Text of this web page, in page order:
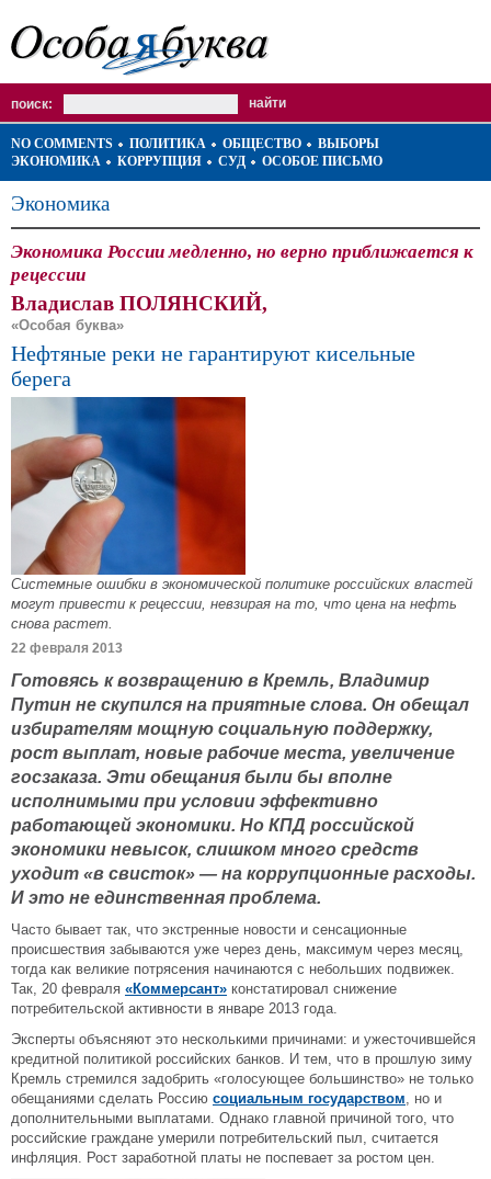
поиск:
NO COMMENTS ПОЛИТИКА ОБЩЕСТВО
ВЫБОРЫ
ЭКОНОМИКА
КОРРУПЦИЯ СУД ОСОБОЕ ПИСЬМО
Экономика
Экономика России медленно, но верно приближается к
рецессии
Владислав ПОЛЯНСКИЙ,
«Особая буква»
Нефтяные реки не гарантируют кисельные
берега
Системные ошибки в экономической политике российских властей
могут привести к рецессии, невзирая на то, что цена на нефть
снова растет.
22 февраля 2013
Готовясь к возвращению в Кремль, Владимир
Путин не скупился на приятные слова. Он обещал
избирателям мощную социальную поддержку,
рост выплат, новые рабочие места, увеличение
госзаказа. Эти обещания были бы вполне
исполнимыми при условии эффективно
работающей экономики. Но КПД российской
экономики невысок, слишком много средств
уходит «в свисток» — на коррупционные расходы.
И это не единственная проблема.
Часто бывает так, что экстренные новости и сенсационные
происшествия забываются уже через день, максимум через месяц,
тогда как великие потрясения начинаются с небольших подвижек.
Так, 20 февраля «Коммерсант» констатировал снижение
потребительской активности в январе 2013 года.
Эксперты объясняют это несколькими причинами: и ужесточившейся
кредитной политикой российских банков. И тем, что в прошлую зиму
Кремль стремился задобрить «голосующее большинство» не только
обещаниями сделать Россию социальным государством, но и
дополнительными выплатами. Однако главной причиной того, что
российские граждане умерили потребительский пыл, считается
инфляция. Рост заработной платы не поспевает за ростом цен.